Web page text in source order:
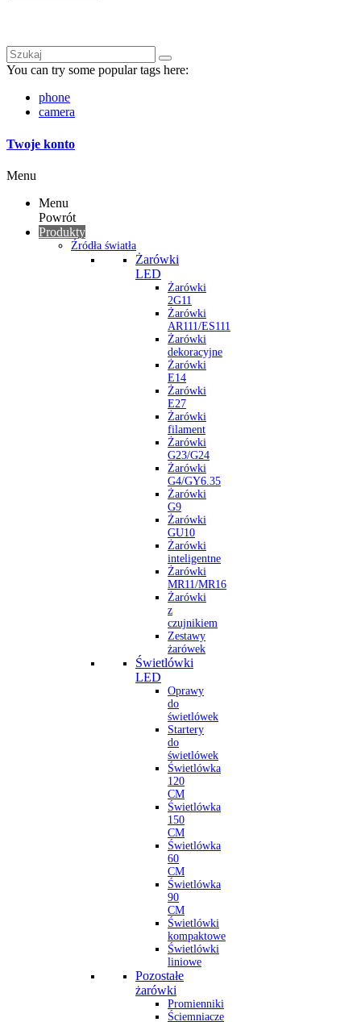
You can try some popular tags here:
phone
camera
Twoje konto
Menu
Menu
Powrót
Produkty
Źródła światła
Żarówki
LED
Żarówki
2G11
Żarówki
AR111/ES111
Żarówki
dekoracyjne
Żarówki
E14
Żarówki
E27
Żarówki
filament
Żarówki
G23/G24
Żarówki
G4/GY6.35
Żarówki
G9
Żarówki
GU10
Żarówki
inteligentne
Żarówki
MR11/MR16
Żarówki
z
czujnikiem
Zestawy
żarówek
Świetlówki
LED
Oprawy
do
świetlówek
Startery
do
świetlówek
Świetlówka
120
CM
Świetlówka
150
CM
Świetlówka
60
CM
Świetlówka
90
CM
Świetlówki
kompaktowe
Świetlówki
liniowe
Pozostałe
żarówki
Promienniki
Ściemniacze